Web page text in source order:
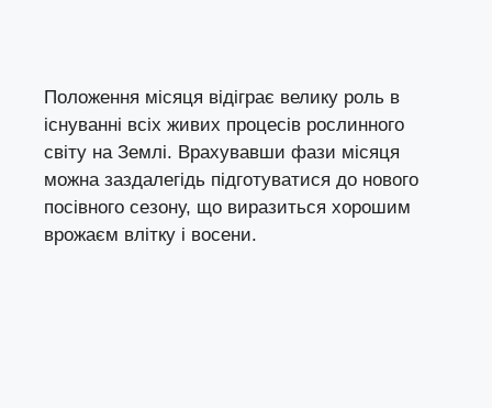
Положення місяця відіграє велику роль в
існуванні всіх живих процесів рослинного
світу на Землі. Врахувавши фази місяця
можна заздалегідь підготуватися до нового
посівного сезону, що виразиться хорошим
врожаєм влітку і восени.